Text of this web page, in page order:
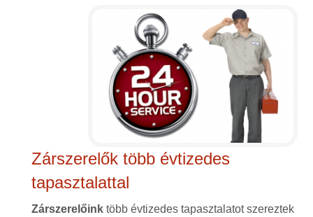
Zárszerelők több évtizedes
tapasztalattal
Zárszerelőinktöbb évtizedes tapasztalatot szereztek